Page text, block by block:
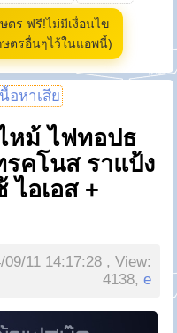
ตร ฟรี!ไม่มีเงื่อนไข
ตรอื่นๆไว้ในแอพนี้)
อหาเสีย
หม้ ไฟทอปธ
คโนส ราแป้ง
ไอเอส +
09/11 14:17:28 , View:
4138,e